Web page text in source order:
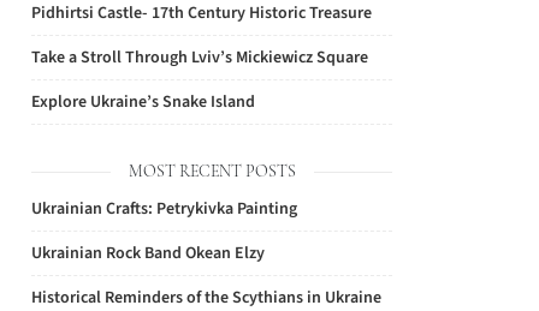
Pidhirtsi Castle- 17th Century Historic Treasure
Take a Stroll Through Lviv’s Mickiewicz Square
Explore Ukraine’s Snake Island
MOST RECENT POSTS
Ukrainian Crafts: Petrykivka Painting
Ukrainian Rock Band Okean Elzy
Historical Reminders of the Scythians in Ukraine